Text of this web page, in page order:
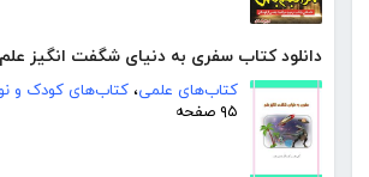
دانلود کتاب سفری به دنیای شگفت انگیز علم
کتاب‌های علمی، کتاب‌های کودک و
۹۵ صفحه